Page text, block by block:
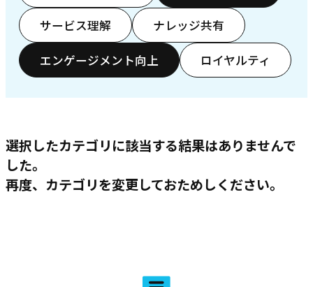
サービス理解 ナレッジ共有
エンゲージメント向上 ロイヤルティ
選択したカテゴリに該当する結果はありませんで
した。
再度、カテゴリを変更しておためしください。